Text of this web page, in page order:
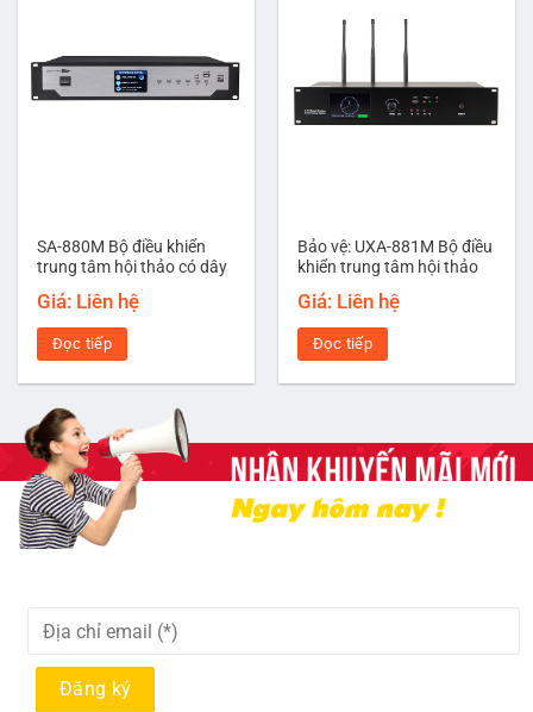
SA-880M Bộ điều khiển
trung tâm hội thảo có dây
Giá: Liên hệ
Đọc tiếp
Bảo vệ: UXA-881M Bộ điều
khiển trung tâm hội thảo
Giá: Liên hệ
Đọc tiếp